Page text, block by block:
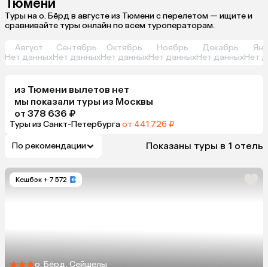
Тюмени
Туры на о. Бёрд в августе из Тюмени с перелетом — ищите и
сравнивайте туры онлайн по всем туроператорам.
Август
Нет данных
Сентябрь
Нет данных
Октябрь
Нет данных
Ноябрь
Нет данных
Декабрь
Нет данныхНет
из Тюмени вылетов нет
мы показали туры из Москвы
от 378 636 ₽
Туры из Санкт-Петербургаот 441 726 ₽
По рекомендации Показаны туры в 1 отель
Кешбэк + 7 572
о. Бёрд, Сейшелы